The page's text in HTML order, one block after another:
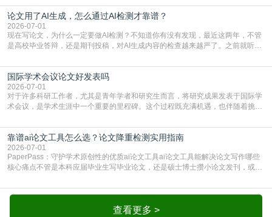
须加做AI查重。很多人分不清，AI查重和普通查重到底有啥区别？这里说透：普
通查重查的是你的文字和已公开文献的重复比例，防的是抄袭；AI查重查的是你
的内容里，有多少是AI生成的，防的是过
论文用了AI生成，怎么通过AI检测才靠谱？
2026-07-01
现在写论文，为什么一定要做AI检测？不知道你有没有发现，最近这两年，不管
是高校毕业答辩，还是期刊投稿，对AI生成内容的检查越来越严了。之前就听身
要求修改，还差点被判定学术不规范，真的太冤了。现在国内多数高校和核心期
刊，都已经明确出台了相关规定：如果使用AI生成内容辅助写作，必须明确标
注，未标注的AI生成内容会被认定为不符合学
国际学术会议论文好发表吗
2026-07-01
对于许多科研工作者，尤其是青年学者和研究生而言，将研究成果发表于国际学
术会议，是学术生涯中一个重要的里程碑。这个过程既充满机遇，也伴随着挑
疑问：国际学术会议论文到底好不好发表？其价值和难度究竟如何衡量。本篇
AEIC学术交流中心小编就为大家介绍“国际学术会议论文好发表吗”。一、会议论
文发表的相对优势与期刊论文相比，国际会议论文的发
靠谱ai论文工具怎么选？论文降重检测实用指南
2026-07-01
PaperPass：守护学术原创性的优质ai论文工具ai论文工具能解决论文写作哪些
核心痛点不管是本科应届毕业生写毕业论文，还是硕士博士攒小论文发刊，或是
自己逐句读逐句改，熬好几个大夜不说，还经常改不到点上，交上去才发现重复
率超标，再返工太折腾。现在有了成熟的ai论文工具，这些痛点基本都能高效解
决。靠谱的ai论文工具，不止能帮你梳查看更多 >